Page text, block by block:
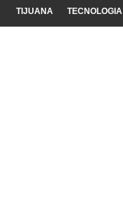
TIJUANA TECNOLOGIA